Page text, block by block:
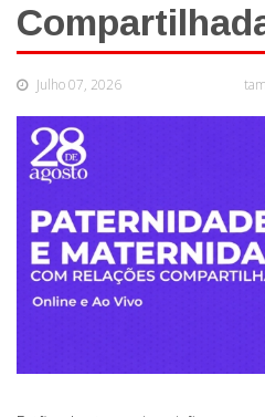
Julho 07, 2026